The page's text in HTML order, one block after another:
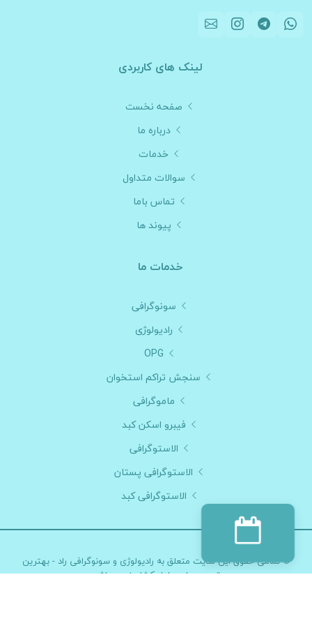
لینک های کاربردی
صفحه نخست
درباره ما
خدمات
سوالات متداول
تماس باما
پیوند ها
خدمات ما
سونوگرافی
رادیولوژی
OPG
سنجش تراکم استخوان
ماموگرافی
فیبرو اسکن کبد
الاستوگرافی
الاستوگرافی پستان
الاستوگرافی کبد
© تمامی حقوق این سایت متعلق به رادیولوژی و سونوگرافی راد - بهترین
تصویربرداری بلوار کشاورزمی باشد